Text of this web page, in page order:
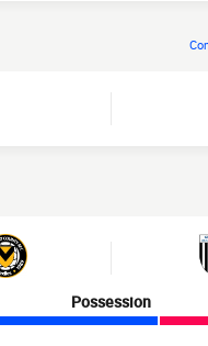
Possession